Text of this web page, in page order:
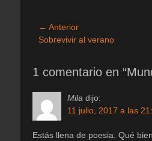
Navegación
de
← Anterior
Entrada
Sobrevivir al verano
1 comentario en
Mila dijo:
11 julio, 2017 a las
Estás llena de poesia. Qué